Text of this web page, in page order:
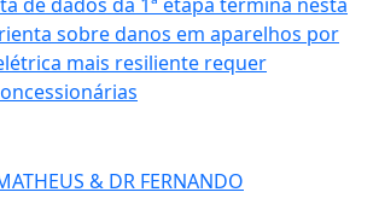
de dados da 1ª etapa termina nesta
sobre danos em aparelhos por
mais resiliente requer